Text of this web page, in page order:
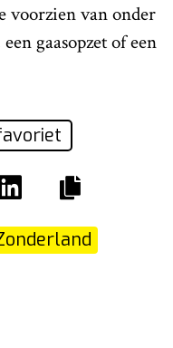
voorzien van onder
gaasopzet of een